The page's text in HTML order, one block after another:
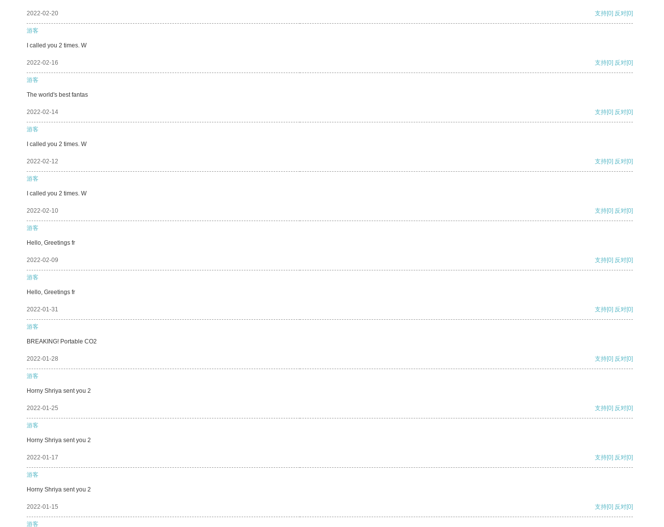
2022-02-20 支持[0] 反对[0]
游客
I called you 2 times. W
2022-02-16 支持[0] 反对[0]
游客
The world's best fantas
2022-02-14 支持[0] 反对[0]
游客
I called you 2 times. W
2022-02-12 支持[0] 反对[0]
游客
I called you 2 times. W
2022-02-10 支持[0] 反对[0]
游客
Hello, Greetings fr
2022-02-09 支持[0] 反对[0]
游客
Hello, Greetings fr
2022-01-31 支持[0] 反对[0]
游客
BREAKING! Portable CO2
2022-01-28 支持[0] 反对[0]
游客
Horny Shriya sent you 2
2022-01-25 支持[0] 反对[0]
游客
Horny Shriya sent you 2
2022-01-17 支持[0] 反对[0]
游客
Horny Shriya sent you 2
2022-01-15 支持[0] 反对[0]
游客